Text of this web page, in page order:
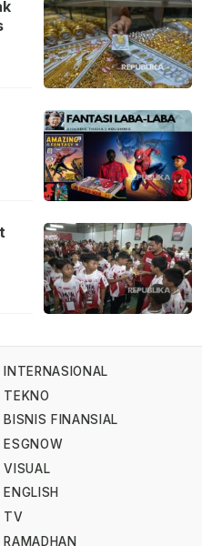
INTERNASIONAL
TEKNO
BISNIS FINANSIAL
ESGNOW
VISUAL
ENGLISH
TV
RAMADHAN